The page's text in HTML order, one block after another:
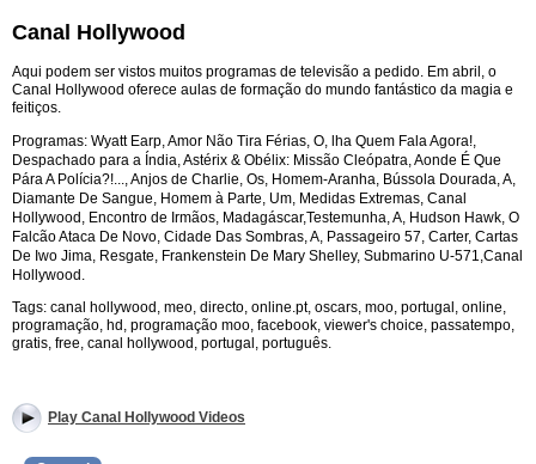
Canal Hollywood
Aqui podem ser vistos muitos programas de televisão a pedido. Em abril, o
Canal Hollywood oferece aulas de formação do mundo fantástico da magia e
feitiços.
Programas: Wyatt Earp, Amor Não Tira Férias, O, lha Quem Fala Agora!,
Despachado para a Índia, Astérix & Obélix: Missão Cleópatra, Aonde É Que
Pára A Polícia?!..., Anjos de Charlie, Os, Homem-Aranha, Bússola Dourada, A,
Diamante De Sangue, Homem à Parte, Um, Medidas Extremas, Canal
Hollywood, Encontro de Irmãos, Madagáscar,Testemunha, A, Hudson Hawk, O
Falcão Ataca De Novo, Cidade Das Sombras, A, Passageiro 57, Carter, Cartas
De Iwo Jima, Resgate, Frankenstein De Mary Shelley, Submarino U-571,Canal
Hollywood.
Tags: canal hollywood, meo, directo, online.pt, oscars, moo, portugal, online,
programação, hd, programação moo, facebook, viewer's choice, passatempo,
gratis, free, canal hollywood, portugal, português.
Play Canal Hollywood Videos